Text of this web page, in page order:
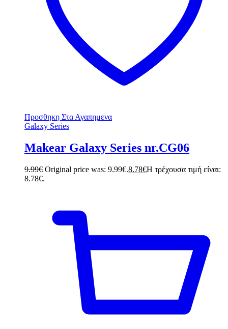
Προσθηκη Στα Αγαπημενα
Galaxy Series
Makear Galaxy Series nr.CG06
9.99€ Original price was: 9.99€.8.78€Η τρέχουσα τιμή είναι:
8.78€.